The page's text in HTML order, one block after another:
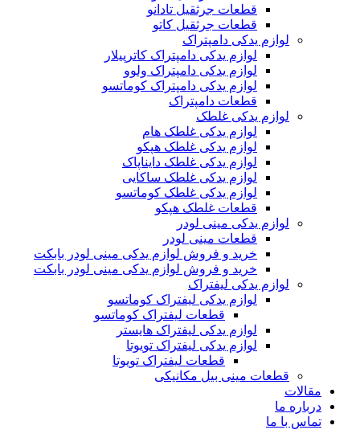
قطعات جرثقیل تادانو
قطعات جرثقیل کاتو
لوازم یدکی دامپتراک
لوازم یدکی دامپتراک کاترپیلار
لوازم یدکی دامپتراک ولوو
لوازم یدکی دامپتراک کوماتسو
قطعات دامپتراک
لوازم یدکی غلطک
لوازم یدکی غلطک هام
لوازم یدکی غلطک هپکو
لوازم یدکی غلطک دایناپاک
لوازم یدکی غلطک ساکایی
لوازم یدکی غلطک کوماتسو
قطعات غلطک هپکو
لوازم یدکی مینی لودر
قطعات مینی لودر
خرید و فروش لوازم یدکی مینی لودر بابکت
خرید و فروش لوازم یدکی مینی لودر بابکت
لوازم یدکی لیفتراک
لوازم یدکی لیفتراک کوماتسو
قطعات لیفتراک کوماتسو
لوازم یدکی لیفتراک هایستر
لوازم یدکی لیفتراک تویوتا
قطعات لیفتراک تویوتا
قطعات مینی بیل مکانیکی
ما
با ما